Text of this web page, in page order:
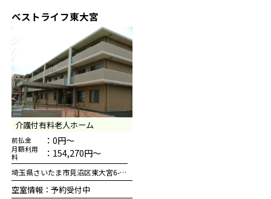
ベストライフ東大宮
介護付有料老人ホーム
前払金 ：0円～
月額利用
料
：154,270円～
埼玉県さいたま市見沼区東大宮6-9-2
空室情報：予約受付中